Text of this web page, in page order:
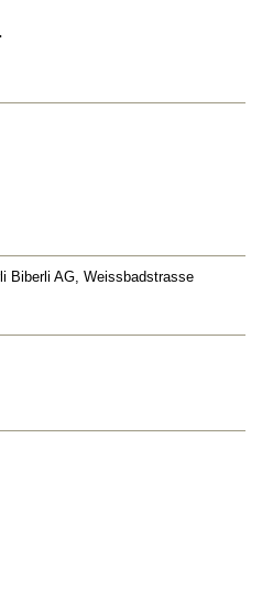
Biberli AG, Weissbadstrasse